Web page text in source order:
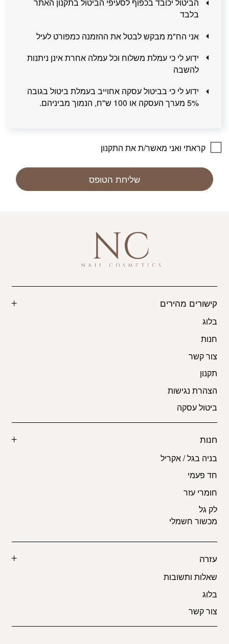
קראתי ואני מאשר/ת את התקנון
הביטול יכובד בכפוף לסעיפי הביטול בתקנון האתר
בלבד
אני הח"מ מבקש לבטל את ההזמנה כמפורט לעיל
ידוע לי כי עמלת משלוח וכל עמלה אחרת אינן ניתנות
להשבה
ידוע לי כי בביטול עסקה אחוייב בעמלת ביטול בגובה
5% מערך העסקה או 100 ש"ח, הנמוך מביניהם.
קישורים מהירים
בלוג
חנות
צור קשר
תקנון
הצהרת נגישות
ביטול עסקה
חנות
בניה בגל / אקריל
חד פעמי
חומרי עזר
לק גל
מכשור חשמלי
עזרה
שאלות ותשובות
בלוג
צור קשר